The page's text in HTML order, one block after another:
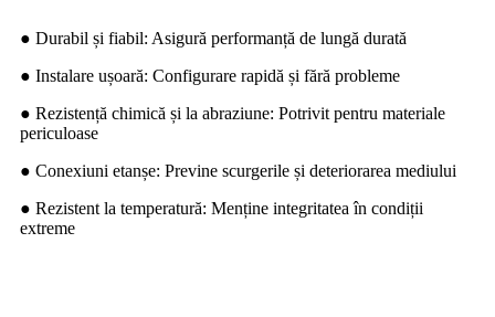
● Durabil și fiabil: Asigură performanță de lungă durată
● Instalare ușoară: Configurare rapidă și fără probleme
● Rezistență chimică și la abraziune: Potrivit pentru materiale
periculoase
● Conexiuni etanșe: Previne scurgerile și deteriorarea mediului
● Rezistent la temperatură: Menține integritatea în condiții
extreme